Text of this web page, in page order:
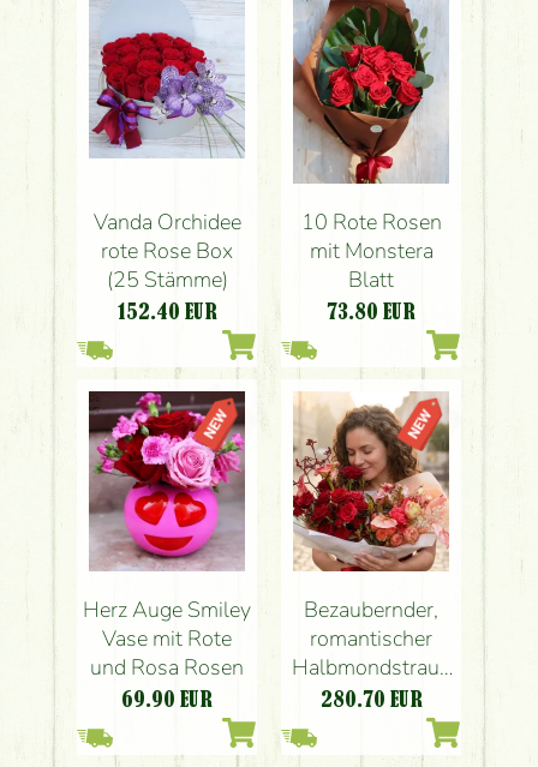
Vanda Orchidee
rote Rose Box
(25 Stämme)
152.40 EUR
10 Rote Rosen
mit Monstera
Blatt
73.80 EUR
Herz Auge Smiley
Vase mit Rote
und Rosa Rosen
69.90 EUR
Bezaubernder,
romantischer
Halbmondstrauß
mit Rosen
280.70 EUR